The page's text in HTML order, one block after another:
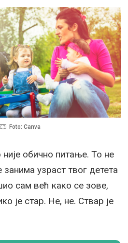
Foto: Canva
обично питање. То не
узраст твог детета
сам већ како се зове,
је стар. Не, не. Ствар је